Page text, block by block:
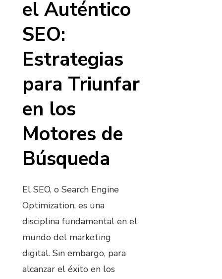
el Auténtico
SEO:
Estrategias
para Triunfar
en los
Motores de
Búsqueda
El SEO, o Search Engine
Optimization, es una
disciplina fundamental en el
mundo del marketing
digital. Sin embargo, para
alcanzar el éxito en los